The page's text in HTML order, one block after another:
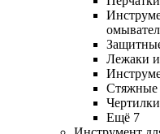
Лежаки и
Стяжные
Ещё 7